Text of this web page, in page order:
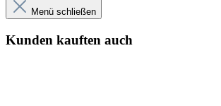
Menü schließen
Kunden kauften auch